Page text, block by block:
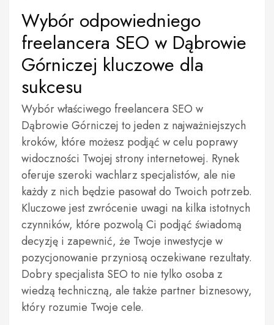
Wybór odpowiedniego
freelancera SEO w Dąbrowie
Górniczej kluczowe dla
sukcesu
Wybór właściwego freelancera SEO w
Dąbrowie Górniczej to jeden z najważniejszych
kroków, które możesz podjąć w celu poprawy
widoczności Twojej strony internetowej. Rynek
oferuje szeroki wachlarz specjalistów, ale nie
każdy z nich będzie pasował do Twoich potrzeb.
Kluczowe jest zwrócenie uwagi na kilka istotnych
czynników, które pozwolą Ci podjąć świadomą
decyzję i zapewnić, że Twoje inwestycje w
pozycjonowanie przyniosą oczekiwane rezultaty.
Dobry specjalista SEO to nie tylko osoba z
wiedzą techniczną, ale także partner biznesowy,
który rozumie Twoje cele.